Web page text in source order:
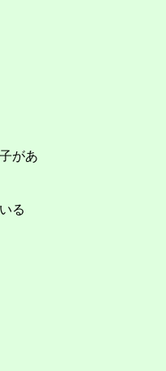
があ
る